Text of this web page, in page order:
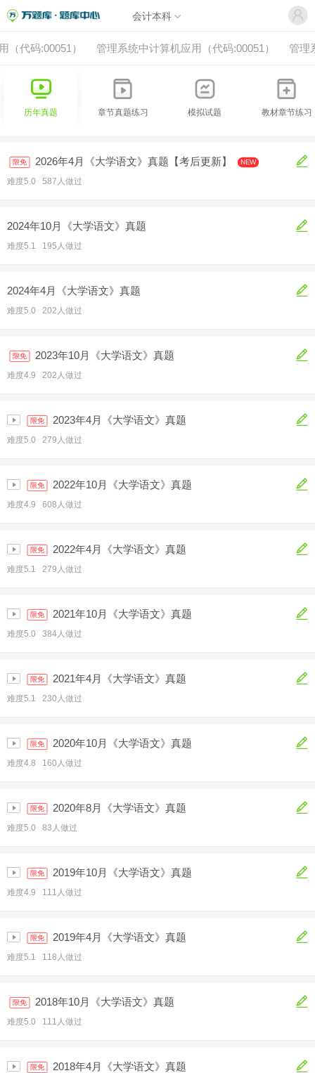
会计本科
（代码:00051） 管理系统中计算机应用（代码:00051） 管理
历年真题 章节真题练习 模拟试题 教材章节练习
限免 2026年4月《大学语文》真题【考后更新】 NEW
难度5.0 587人做过
2024年10月《大学语文》真题
难度5.1 195人做过
2024年4月《大学语文》真题
难度5.0 202人做过
限免 2023年10月《大学语文》真题
难度4.9 202人做过
限免 2023年4月《大学语文》真题
难度5.0 279人做过
限免 2022年10月《大学语文》真题
难度4.9 608人做过
限免 2022年4月《大学语文》真题
难度5.1 279人做过
限免 2021年10月《大学语文》真题
难度5.0 384人做过
限免 2021年4月《大学语文》真题
难度5.1 230人做过
限免 2020年10月《大学语文》真题
难度4.8 160人做过
限免 2020年8月《大学语文》真题
难度5.0 83人做过
限免 2019年10月《大学语文》真题
难度4.9 111人做过
限免 2019年4月《大学语文》真题
难度5.1 118人做过
限免 2018年10月《大学语文》真题
难度5.0 111人做过
限免 2018年4月《大学语文》真题